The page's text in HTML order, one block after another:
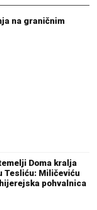
na graničnim
Doma kralja
Tesliću: Miličeviću
pohvalnica